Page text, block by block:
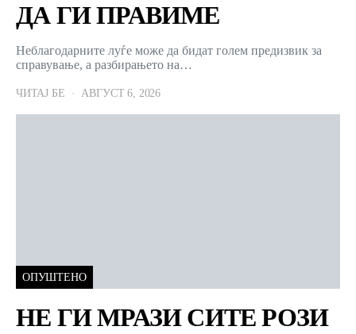
ДА ГИ ПРАВИМЕ
Неблагодарните луѓе може да бидат голем предизвик за
справување, а разбирањето на…
ЧИТАЈ БЕ АВГУСТ 6, 2026
ОПУШТЕНО
НЕ ГИ МРАЗИ СИТЕ РОЗИ